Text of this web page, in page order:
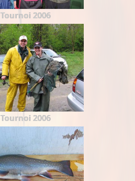
Tournoi 2006
Tournoi 2006